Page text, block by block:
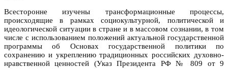
Всесторонне изучены трансформационные процессы,
происходящие в рамках социокультурной, политической и
идеологической ситуации в стране и в массовом сознании, в том
числе с использованием положений актуальной государственной
программы об Основах государственной политики по
сохранению и укреплению традиционных российских духовно-
нравственной ценностей (Указ Президента РФ № 809 от 9